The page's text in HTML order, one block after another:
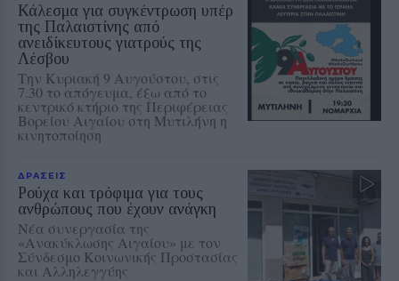
Κάλεσμα για συγκέντρωση υπέρ
της Παλαιστίνης από
ανειδίκευτους γιατρούς της
Λέσβου
Την Κυριακή 9 Αυγούστου, στις
7.30 το απόγευμα, έξω από το
κεντρικό κτήριο της Περιφέρειας
Βορείου Αιγαίου στη Μυτιλήνη η
κινητοποίηση
ΔΡΑΣΕΙΣ
Ρούχα και τρόφιμα για τους
ανθρώπους που έχουν ανάγκη
Νέα συνεργασία της
«Ανακύκλωσης Αιγαίου» με τον
Σύνδεσμο Κοινωνικής Προστασίας
και Αλληλεγγύης